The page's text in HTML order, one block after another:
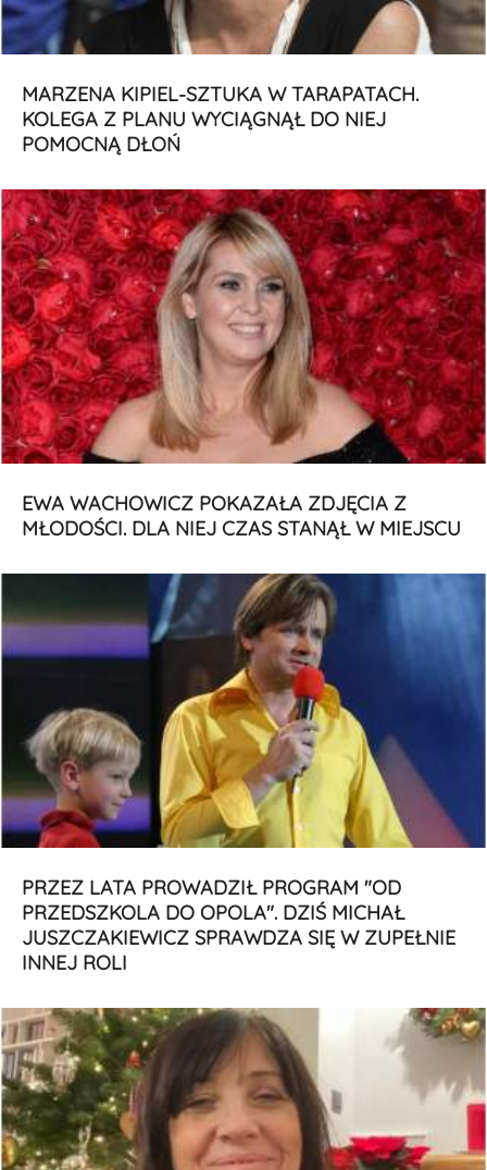
MARZENA KIPIEL-SZTUKA W TARAPATACH.
KOLEGA Z PLANU WYCIĄGNĄŁ DO NIEJ
POMOCNĄ DŁOŃ
EWA WACHOWICZ POKAZAŁA ZDJĘCIA Z
MŁODOŚCI. DLA NIEJ CZAS STANĄŁ W MIEJSCU
PRZEZ LATA PROWADZIŁ PROGRAM "OD
PRZEDSZKOLA DO OPOLA". DZIŚ MICHAŁ
JUSZCZAKIEWICZ SPRAWDZA SIĘ W ZUPEŁNIE
INNEJ ROLI